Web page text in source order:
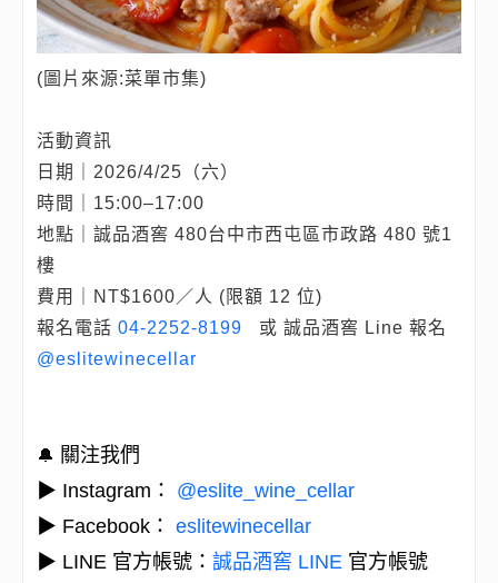
(圖片來源:菜單市集)
活動資訊
日期｜2026/4/25（六）
時間｜15:00–17:00
地點｜誠品酒窖 480台中市西屯區市政路 480 號1
樓
費用｜NT$1600／人 (限額 12 位)
報名電話 04-2252-8199
或 誠品酒窖 Line 報名
@eslitewinecellar
🔔 關注我們
▶ Instagram： @eslite_wine_cellar
▶ Facebook：eslitewinecellar
▶ LINE 官方帳號：誠品酒窖 LINE 官方帳號